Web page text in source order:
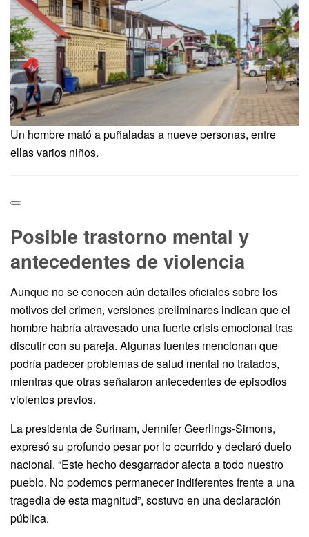
Un hombre mató a puñaladas a nueve personas, entre
ellas varios niños.
Posible trastorno mental y
antecedentes de violencia
Aunque no se conocen aún detalles oficiales sobre los
motivos del crimen, versiones preliminares indican que el
hombre habría atravesado una fuerte crisis emocional tras
discutir con su pareja. Algunas fuentes mencionan que
podría padecer problemas de salud mental no tratados,
mientras que otras señalaron antecedentes de episodios
violentos previos.
La presidenta de Surinam, Jennifer Geerlings‑Simons,
expresó su profundo pesar por lo ocurrido y declaró duelo
nacional. “Este hecho desgarrador afecta a todo nuestro
pueblo. No podemos permanecer indiferentes frente a una
tragedia de esta magnitud”, sostuvo en una declaración
pública.